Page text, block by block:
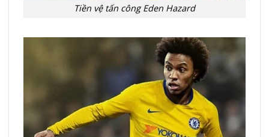
Tiền vệ tấn công Eden Hazard